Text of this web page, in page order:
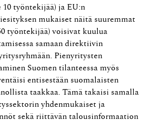
työntekijää) ja EU:n
mukaiset näitä suuremmat
työntekijää) voisivat kuulua
samaan direktiivin
Pienyritysten
Suomen tilanteessa myös
entisestään suomalaisten
taakkaa. Tämä takaisi samalla
yhdenmukaiset ja
sekä riittävän talousinformaation